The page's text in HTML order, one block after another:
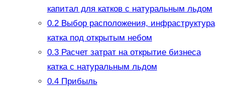
капитал для катков с натуральным льдом
0.2Выбор расположения, инфраструктура
катка под открытым небом
0.3Расчет затрат на открытие бизнеса
катка с натуральным льдом
0.4Прибыль